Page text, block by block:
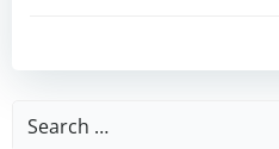
Search